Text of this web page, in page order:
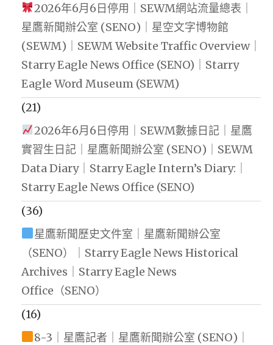
2026年6月6日停用｜SEWM網站流量總表｜
星鷹新聞辦公室 (SENO)｜星空文字博物館
(SEWM)｜SEWM Website Traffic Overview｜
Starry Eagle News Office (SENO)｜Starry
Eagle Word Museum (SEWM)
(21)
2026年6月6日停用｜SEWM數據日記｜星鷹
實習生日記｜星鷹新聞辦公室 (SENO)｜SEWM
Data Diary｜Starry Eagle Intern’s Diary:｜
Starry Eagle News Office (SENO)
(36)
星鷹新聞歷史文件室｜星鷹新聞辦公室
（SENO）｜Starry Eagle News Historical
Archives｜Starry Eagle News
Office（SENO）
(16)
8-3｜星鷹記者｜星鷹新聞辦公室 (SENO)｜